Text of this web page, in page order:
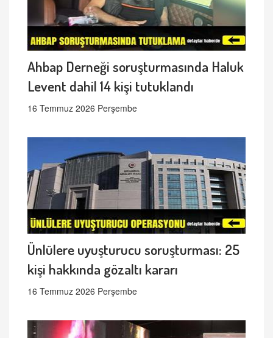
Ahbap Derneği soruşturmasında Haluk
Levent dahil 14 kişi tutuklandı
16 Temmuz 2026 Perşembe
Ünlülere uyuşturucu soruşturması: 25
kişi hakkında gözaltı kararı
16 Temmuz 2026 Perşembe